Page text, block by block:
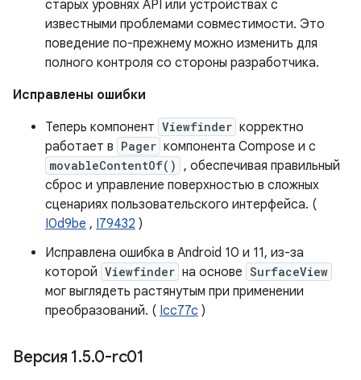
старых уровнях API или устройствах с
известными проблемами совместимости. Это
поведение по-прежнему можно изменить для
полного контроля со стороны разработчика.
Исправлены ошибки
Теперь компонент Viewfinder корректно
работает в Pager компонента Compose и с
movableContentOf() , обеспечивая правильный
сброс и управление поверхностью в сложных
сценариях пользовательского интерфейса. (
I0d9be , I79432 )
Исправлена ​​ошибка в Android 10 и 11, из-за
которой Viewfinder на основе SurfaceView
мог выглядеть растянутым при применении
преобразований. ( Icc77c )
Версия 1.5.0-rc01